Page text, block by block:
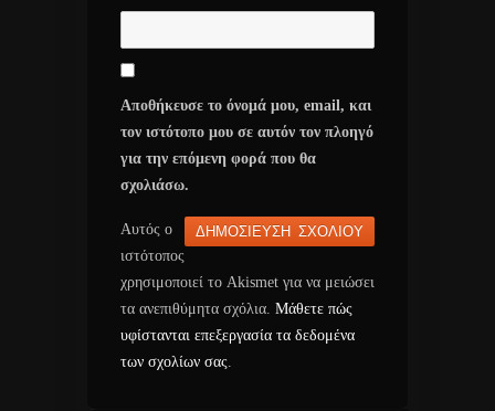
Αποθήκευσε το όνομά μου, email, και
τον ιστότοπο μου σε αυτόν τον πλοηγό
για την επόμενη φορά που θα
σχολιάσω.
Αυτός ο
ιστότοπος
χρησιμοποιεί το Akismet για να μειώσει
τα ανεπιθύμητα σχόλια. Μάθετε πώς
υφίστανται επεξεργασία τα δεδομένα
των σχολίων σας